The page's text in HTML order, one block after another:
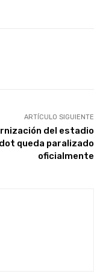
ARTÍCULO SIGUIENTE
del estadio
queda paralizado
oficialmente